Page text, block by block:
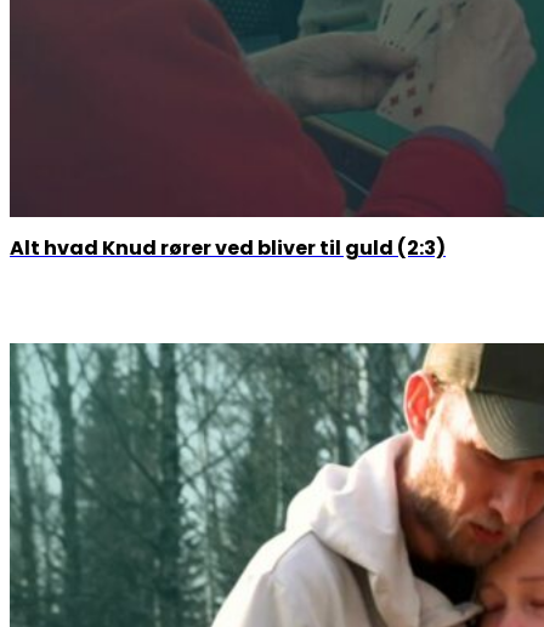
Alt hvad Knud rører ved bliver til guld (2:3)